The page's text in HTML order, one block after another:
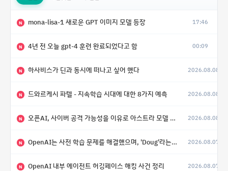
N mona-lisa-1 새로운 GPT 이미지 모델 등장 17:46
N 4년 전 오늘 gpt-4 훈련 완료되었다고 함 00:09
N 하사비스가 딘과 동시에 떠나고 싶어 했다 2026.08.08
N 드와르케시 파텔 - 지속학습 시대에 대한 8가지 예측 2026.08.08
N 오픈AI, 사이버 공격 가능성을 이유로 아스트라 모델 출시 연기 2026.08.08
N OpenAI는 사전 학습 문제를 해결했으며, 'Doug'라는 코드명을 가진 훨씬 더 큰 모델을 활발히 개발 중 2026.08.07
N OpenAI 내부 에이전트 허깅페이스 해킹 사건 정리 2026.08.07